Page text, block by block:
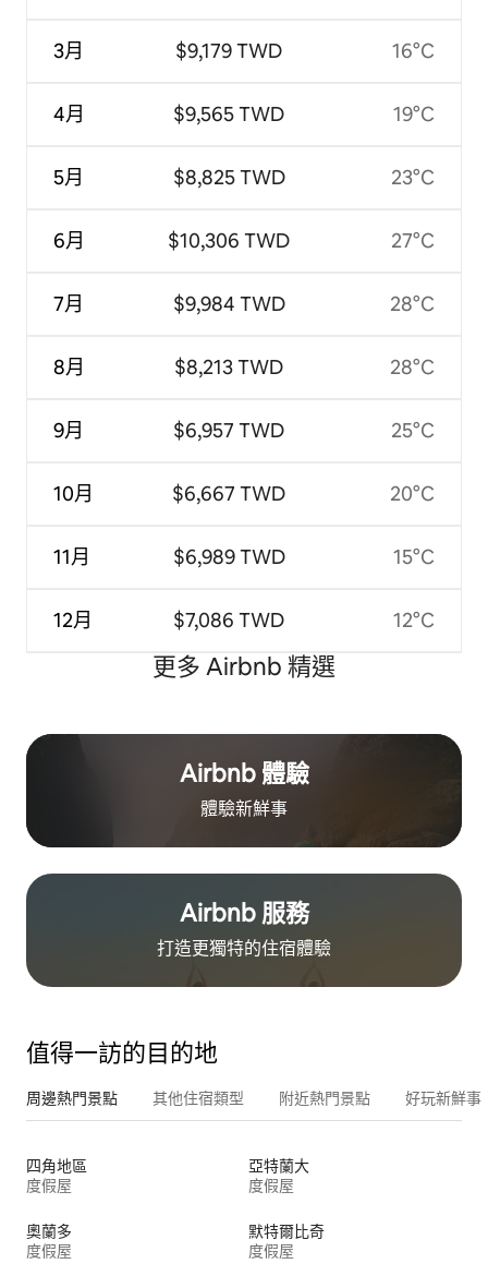
3月
4月
5月
6月
7月
8月
9月
10月
11月
12月
$9,179 TWD
$9,565 TWD
$8,825 TWD
$10,306 TWD
$9,984 TWD
$8,213 TWD
$6,957 TWD
$6,667 TWD
$6,989 TWD
$7,086 TWD
16°C
19°C
23°C
27°C
28°C
28°C
25°C
20°C
15°C
12°C
更多 Airbnb 精選
Airbnb 體驗
體驗新鮮事
Airbnb 服務
打造更獨特的住⁠宿⁠體⁠驗
值得一訪的目的地
周邊熱門景點 其他住宿類型 附近熱門景點 好玩新鮮事
四角地區
度假屋
亞特蘭大
度假屋
奧蘭多
度假屋
默特爾比奇
度假屋